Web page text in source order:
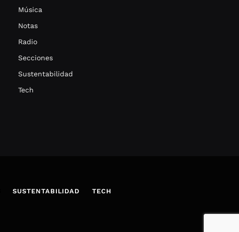
Música
Notas
Radio
Secciones
Sustentabilidad
Tech
SUSTENTABILIDAD TECH